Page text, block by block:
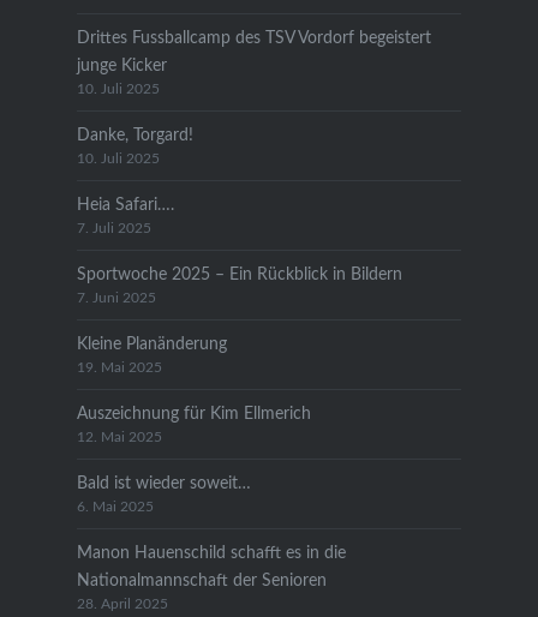
Drittes Fussballcamp des TSV Vordorf begeistert
junge Kicker
10. Juli 2025
Danke, Torgard!
10. Juli 2025
Heia Safari….
7. Juli 2025
Sportwoche 2025 – Ein Rückblick in Bildern
7. Juni 2025
Kleine Planänderung
19. Mai 2025
Auszeichnung für Kim Ellmerich
12. Mai 2025
Bald ist wieder soweit…
6. Mai 2025
Manon Hauenschild schafft es in die
Nationalmannschaft der Senioren
28. April 2025